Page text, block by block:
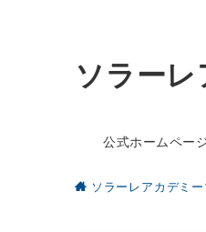
ソラー
公式ホームペー
ソラーレアカデミ